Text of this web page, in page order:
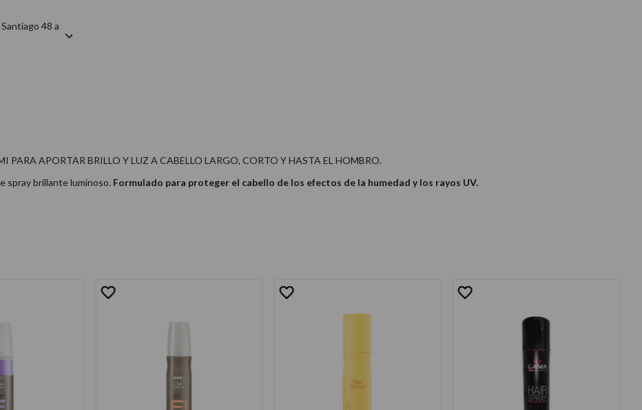
48 a
PARA APORTAR BRILLO Y LUZ A CABELLO LARGO, CORTO Y HASTA EL HOMBRO.
spray brillante luminoso. Formulado para proteger el cabello de los efectos de la humedad y los rayos UV.